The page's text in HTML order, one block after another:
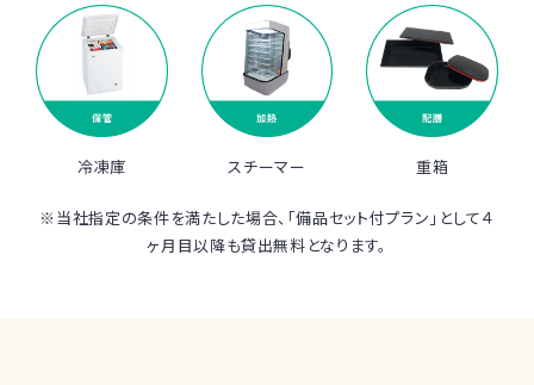
冷凍庫 スチーマー 重箱
※当社指定の条件を満たした場合、「備品セット付プラン」として４
ヶ月目以降も貸出無料となります。